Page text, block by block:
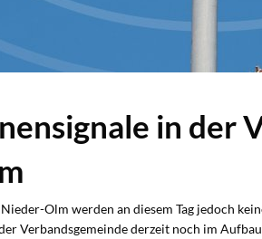
in der
Olm werden an diesem Tag jedoch
Verbandsgemeinde derzeit noch im